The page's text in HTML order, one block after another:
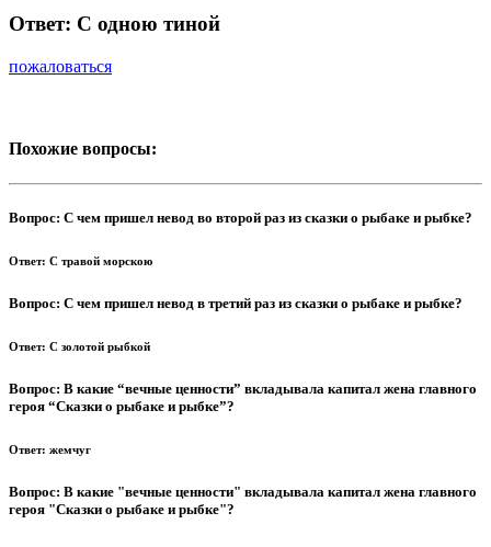
Ответ: С одною тиной
пожаловаться
Похожие вопросы:
Вопрос: С чем пришел невод во второй раз из сказки о рыбаке и рыбке?
Ответ: С травой морскою
Вопрос: С чем пришел невод в третий раз из сказки о рыбаке и рыбке?
Ответ: С золотой рыбкой
Вопрос: В какие “вечные ценности” вкладывала капитал жена главного
героя “Сказки о рыбаке и рыбке”?
Ответ: жемчуг
Вопрос: В какие "вечные ценности" вкладывала капитал жена главного
героя "Сказки о рыбаке и рыбке"?